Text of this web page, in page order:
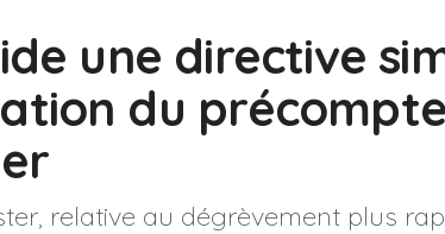
une directive
du
relative au dégrèvement plus